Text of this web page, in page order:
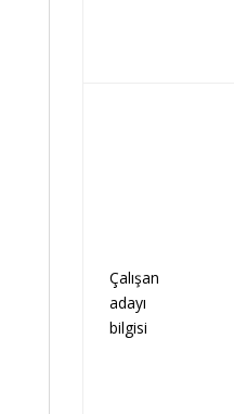
Çalışan
adayı
bilgisi